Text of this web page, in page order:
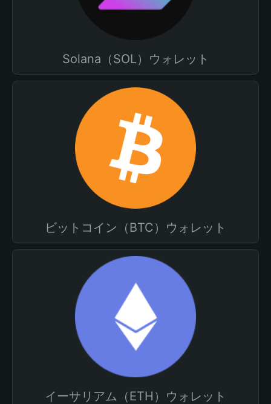
Solana（SOL）ウォレット
ビットコイン（BTC）ウォレット
イーサリアム（ETH）ウォレット